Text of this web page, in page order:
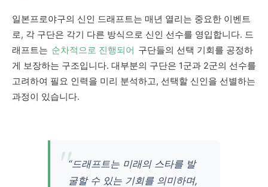
일본프로야구의 신인 드래프트는 매년 열리는 중요한 이벤트
로, 각 구단은 각기 다른 방식으로 신인 선수를 영입합니다. 드
래프트는 순차적으로 진행되어 구단들의 선택 기회를 공정하
게 보장하는 구조입니다. 대부분의 구단은 1군과 2군의 선수를
고려하여 필요 인력을 미리 분석하고, 선택할 신인을 선별하는
과정이 있습니다.
“드래프트는 미래의 스타를 발
굴할 수 있는 기회를 의미하며,